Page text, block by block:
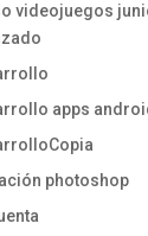
videojuegos
apps
photoshop